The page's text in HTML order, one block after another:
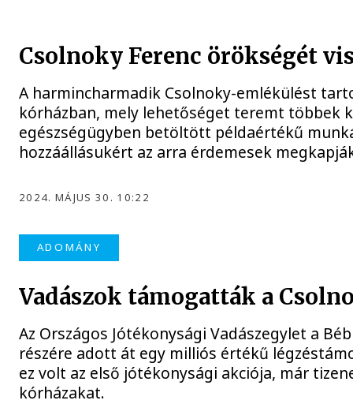
Csolnoky Ferenc örökségét
A harmincharmadik Csolnoky-emlékülést
kórházban, mely lehetőséget teremt többek
egészségügyben betöltött példaértékű
hozzáállásukért az arra érdemesek
2024. MÁJUS 30. 10:22
ADOMÁNY
Vadászok támogatták a
Az Országos Jótékonysági Vadászegylet a
részére adott át egy milliós értékű
ez volt az első jótékonysági akciója, már
kórházakat.